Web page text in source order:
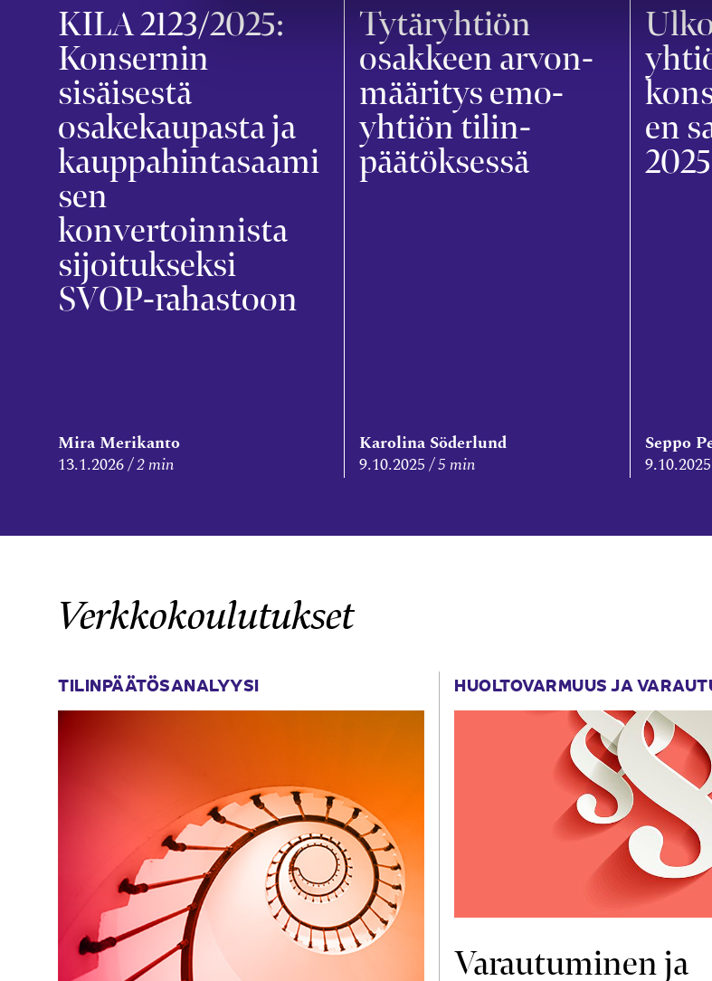
KILA 2123/2025:
Konsernin
sisäisestä
osakekaupasta ja
kauppahintasaami
sen
konvertoinnista
sijoitukseksi
SVOP-rahastoon
Mira Merikanto
13.1.2026 2 min
Tytär­yhtiön
osakkeen arvon­
määritys emo­
yhtiön tilin­
päätöksessä
Karolina Söderlund
9.10.2025
5 min
en
Seppo
9.10.2025
Verkkokoulutukset
TILINPÄÄTÖSANALYYSI HUOLTOVARMUUS JA
Varautuminen ja